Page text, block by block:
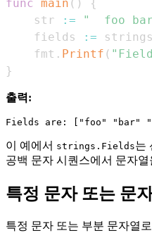
func main ( )
{
    str
:=
"  foo
    fields
:= strings
    fmt
. Printf (
}
출력:
이 예에서 strings.Fields는
공백 문자 시퀀스에서 문자
특정 문자 또는 문
특정 문자 또는 부분 문자열